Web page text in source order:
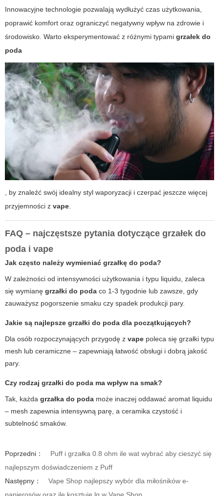
Innowacyjne technologie pozwalają wydłużyć czas użytkowania,
poprawić komfort oraz ograniczyć negatywny wpływ na zdrowie i
środowisko. Warto eksperymentować z różnymi typami grzałek do
poda
, by znaleźć swój idealny styl waporyzacji i czerpać jeszcze więcej
przyjemności z vape
FAQ – najczęstsze pytania dotyczące grzałek do
poda i vape
Jak często należy wymieniać grzałkę do poda?
W zależności od intensywności użytkowania i typu liquidu, zaleca
się wymianę grzałki do poda co 1-3 tygodnie lub zawsze, gdy
zauważysz pogorszenie smaku czy spadek produkcji pary.
Jakie są najlepsze grzałki do poda dla początkujących?
Dla osób rozpoczynających przygodę z vape poleca się grzałki typu
mesh lub ceramiczne – zapewniają łatwość obsługi i dobrą jakość
pary.
Czy rodzaj grzałki do poda ma wpływ na smak?
Tak, każda grzałka do poda może inaczej oddawać aromat liquidu
– mesh zapewnia intensywną parę, a ceramika czystość i
subtelność smaków.
Poprzedni：
Puff i grzałka 0.8 ohm ile wat wybrać aby cieszyć się
najlepszym doświadczeniem z Puff
Następny：
Vape Shop najlepszy wybór dla miłośników e-
papierosów oraz ile kosztuje lq w Vape Shop